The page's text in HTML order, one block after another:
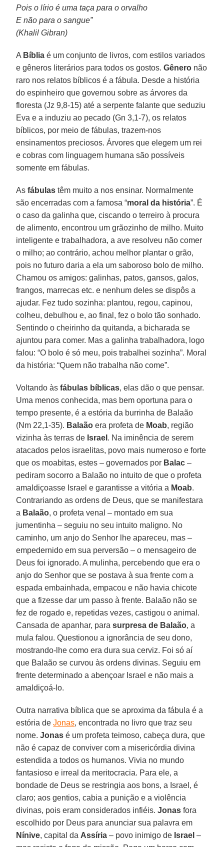
Pois o lírio é uma taça para o orvalho
E não para o sangue”
(Khalil Gibran)
A Bíblia é um conjunto de livros, com estilos variados
e gêneros literários para todos os gostos.Gênero não
raro nos relatos bíblicos é a fábula. Desde a história
do espinheiro que governou sobre as árvores da
floresta (Jz 9,8-15) até a serpente falante que seduziu
Eva e a induziu ao pecado (Gn 3,1-7), os relatos
bíblicos, por meio de fábulas, trazem-nos
ensinamentos preciosos. Árvores que elegem um rei
e cobras com linguagem humana são possíveis
somente em fábulas.
Asfábulas têm muito a nos ensinar. Normalmente
são encerradas com a famosa “moral da história”. É
o caso da galinha que, ciscando o terreiro à procura
de alimento, encontrou um grãozinho de milho. Muito
inteligente e trabalhadora, a ave resolveu não comer
o milho; ao contrário, achou melhor plantar o grão,
pois no futuro daria a ela um saboroso bolo de milho.
Chamou os amigos: galinhas, patos, gansos, galos,
frangos, marrecas etc. e nenhum deles se dispôs a
ajudar. Fez tudo sozinha: plantou, regou, capinou,
colheu, debulhou e, ao final, fez o bolo tão sonhado.
Sentindo o cheirinho da quitanda, a bicharada se
ajuntou para comer. Mas a galinha trabalhadora, logo
falou: “O bolo é só meu, pois trabalhei sozinha”. Moral
da história: “Quem não trabalha não come”.
Voltando àsfábulas bíblicas, elas dão o que pensar.
Uma menos conhecida, mas bem oportuna para o
tempo presente, é a estória da burrinha de Balaão
(Nm 22,1-35). Balaão era profeta de Moab, região
vizinha às terras de Israel . Na iminência de serem
atacados pelos israelitas, povo mais numeroso e forte
que os moabitas, estes – governados por Balac –
pediram socorro a Balaão no intuito de que o profeta
amaldiçoasse Israel e garantisse a vitória a Moab.
Contrariando as ordens de Deus, que se manifestara
a Balaão, o profeta venal – montado em sua
jumentinha – seguiu no seu intuito maligno. No
caminho, um anjo do Senhor lhe apareceu, mas –
empedernido em sua perversão – o mensageiro de
Deus foi ignorado. A mulinha, percebendo que era o
anjo do Senhor que se postava à sua frente com a
espada embainhada, empacou e não havia chicote
que a fizesse dar um passo à frente. Balaão não se
fez de rogado e, repetidas vezes, castigou o animal.
Cansada de apanhar, parasurpresa de Balaão, a
mula falou. Questionou a ignorância de seu dono,
mostrando-lhe como era dura sua cerviz. Foi só aí
que Balaão se curvou às ordens divinas. Seguiu em
frente determinado a abençoar Israel e não mais a
amaldiçoá-lo.
Outra narrativa bíblica que se aproxima da fábula é a
estória deJonas, encontrada no livro que traz seu
nome.Jonas é um profeta teimoso, cabeça dura, que
não é capaz de conviver com a misericórdia divina
estendida a todos os humanos. Vivia no mundo
fantasioso e irreal da meritocracia. Para ele, a
bondade de Deus se restringia aos bons, a Israel, é
claro; aos gentios, cabia a punição e a violência
divinas, pois eram considerados infiéis.Jonas fora
escolhido por Deus para anunciar sua palavra em
Nínive, capital da Assíria – povo inimigo de Israel –